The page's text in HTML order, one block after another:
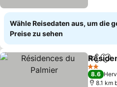
Wähle Reisedaten aus, um die
Preise zu sehen
TeilenZu
2 Sterne
8.6
8.1 km